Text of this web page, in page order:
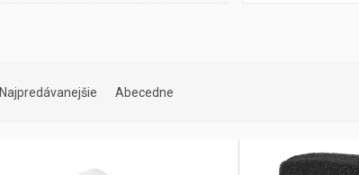
Najpredávanejšie Abecedne